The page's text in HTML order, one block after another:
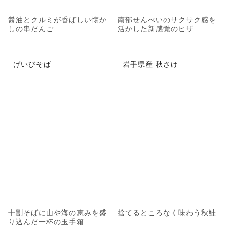
醤油とクルミが香ばしい懐か
しの串だんご
南部せんべいのサクサク感を
活かした新感覚のピザ
げいびそば
十割そばに山や海の恵みを盛
り込んだ一杯の玉手箱
岩手県産 秋さけ
捨てるところなく味わう秋鮭